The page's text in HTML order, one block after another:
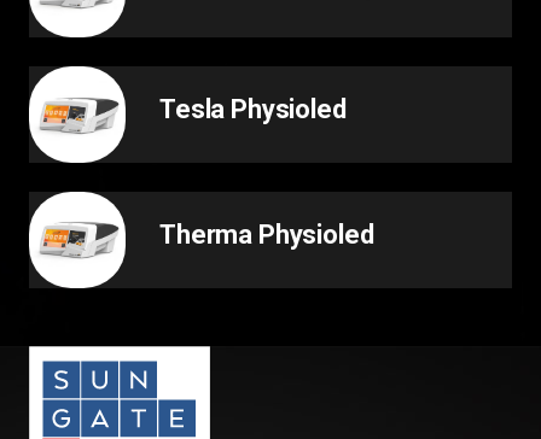
Tesla Physioled
Therma Physioled